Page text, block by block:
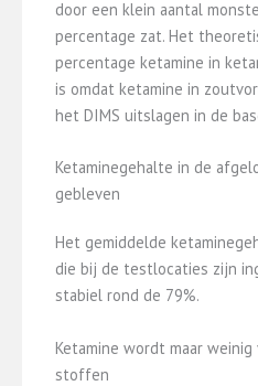
door een klein aantal
percentage zat. Het
percentage ketamine in
is omdat ketamine in
het DIMS uitslagen in de
Ketaminegehalte in de
gebleven
Het gemiddelde
die bij de testlocaties zijn
stabiel rond de 79%.
Ketamine wordt maar
stoffen